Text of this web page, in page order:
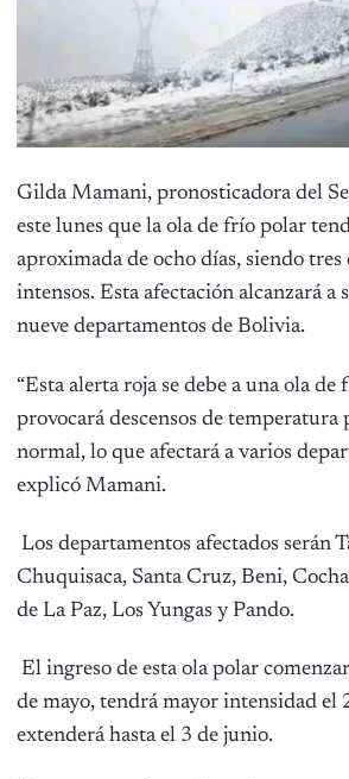
Gilda Mamani, pronosticadora del
este lunes que la ola de frío polar
aproximada de ocho días, siendo tres
intensos. Esta afectación alcanzará a
nueve departamentos de Bolivia.
“Esta alerta roja se debe a una ola de
provocará descensos de temperatura
normal, lo que afectará a varios
explicó Mamani.
Los departamentos afectados serán
Chuquisaca, Santa Cruz, Beni,
de La Paz, Los Yungas y Pando.
El ingreso de esta ola polar
de mayo, tendrá mayor intensidad el
extenderá hasta el 3 de junio.